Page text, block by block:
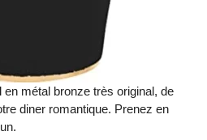
métal bronze très original, de
diner romantique. Prenez en